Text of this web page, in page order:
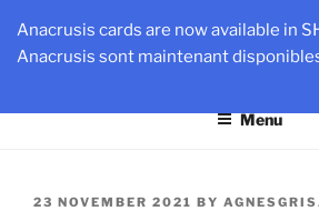
Anacrusis cards are now available in
Anacrusis sont maintenant
content
AN-DANTE
Team & Leader Performance via
Menu
POSTED
23 NOVEMBER 2021 BY